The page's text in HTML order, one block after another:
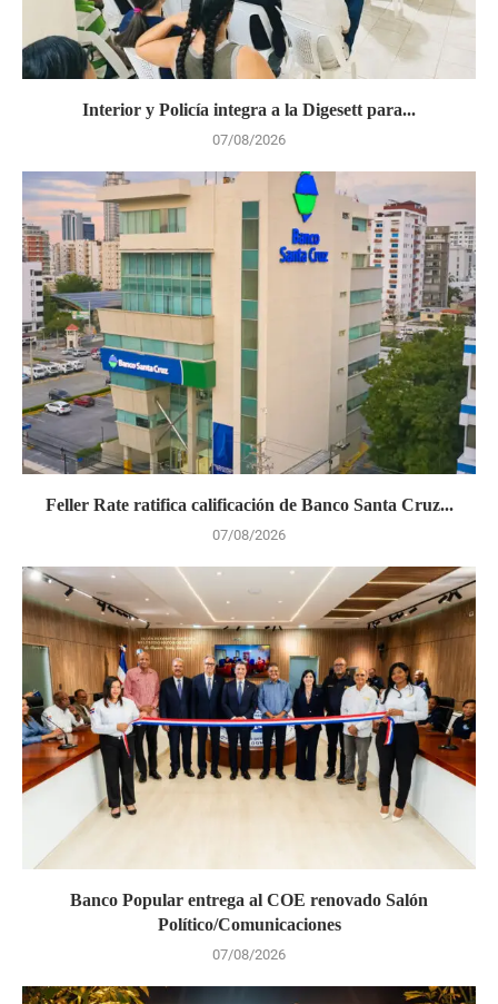
Interior y Policía integra a la Digesett para...
07/08/2026
Feller Rate ratifica calificación de Banco Santa Cruz...
07/08/2026
Banco Popular entrega al COE renovado Salón
Político/Comunicaciones
07/08/2026